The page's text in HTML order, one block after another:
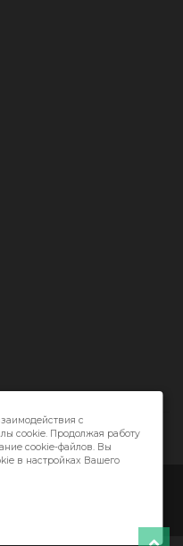
с
cookie. Продолжая работу
cookie-файлов. Вы
в настройках Вашего